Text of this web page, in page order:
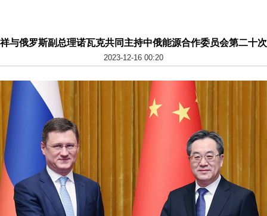
与俄罗斯副总理诺瓦克共同主持中俄能源合作委员会第二十
2023-12-16 00:20